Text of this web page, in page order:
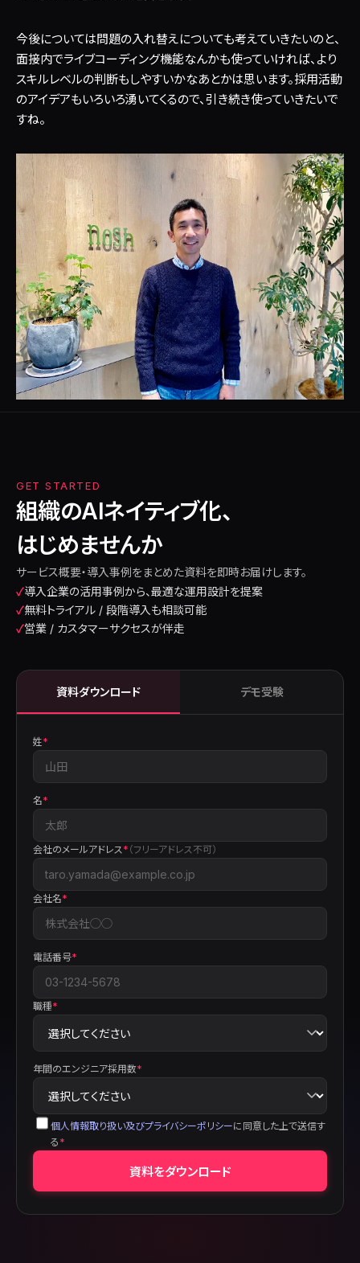
今後については問題の入れ替えについても考えていきたいのと、
面接内でライブコーディング機能なんかも使っていければ、より
スキルレベルの判断もしやすいかなあとかは思います。採用活動
のアイデアもいろいろ湧いてくるので、引き続き使っていきたいで
すね。
GET STARTED
組織のAIネイティブ化、
はじめませんか
サービス概要・導入事例をまとめた資料を即時お届けします。
✓導入企業の活用事例から、最適な運用設計を提案
✓無料トライアル / 段階導入も相談可能
✓営業 / カスタマーサクセスが伴走
資料ダウンロード デモ受験
姓*
名*
会社のメールアドレス * （フリーアドレス不可）
会社名*
電話番号*
職種*
年間のエンジニア採用数*
個人情報取り扱い及びプライバシーポリシーに同意した上で送信す
る *
資料をダウンロード